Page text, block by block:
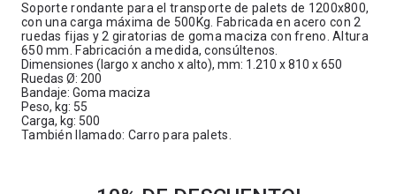
Soporte rondante para el transporte de palets de 1200x800,
con una carga máxima de 500Kg. Fabricada en acero con 2
ruedas fijas y 2 giratorias de goma maciza con freno. Altura
650 mm. Fabricación a medida, consúltenos.
Dimensiones (largo x ancho x alto), mm: 1.210 x 810 x 650
Ruedas Ø: 200
Bandaje: Goma maciza
Peso, kg: 55
Carga, kg: 500
También llamado: Carro para palets.